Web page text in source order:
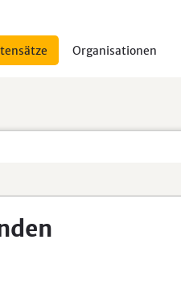
Organisationen